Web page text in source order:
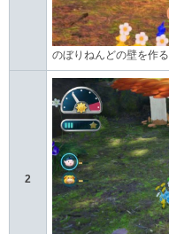
のぼりねんどの壁を作る
2